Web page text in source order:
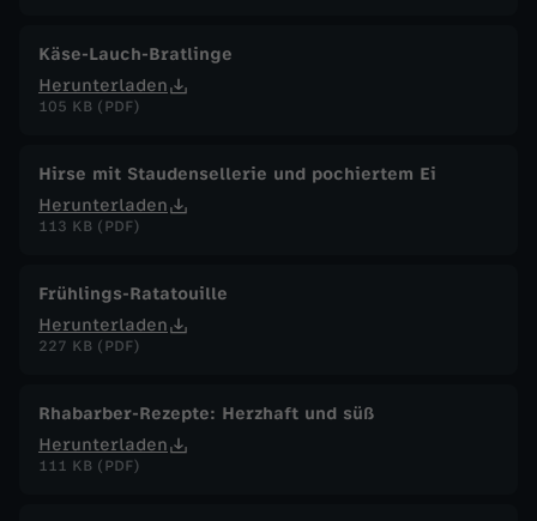
Käse-Lauch-Bratlinge
Herunterladen
105 KB (PDF)
Hirse mit Staudensellerie und pochiertem Ei
Herunterladen
113 KB (PDF)
Frühlings-Ratatouille
Herunterladen
227 KB (PDF)
Rhabarber-Rezepte: Herzhaft und süß
Herunterladen
111 KB (PDF)